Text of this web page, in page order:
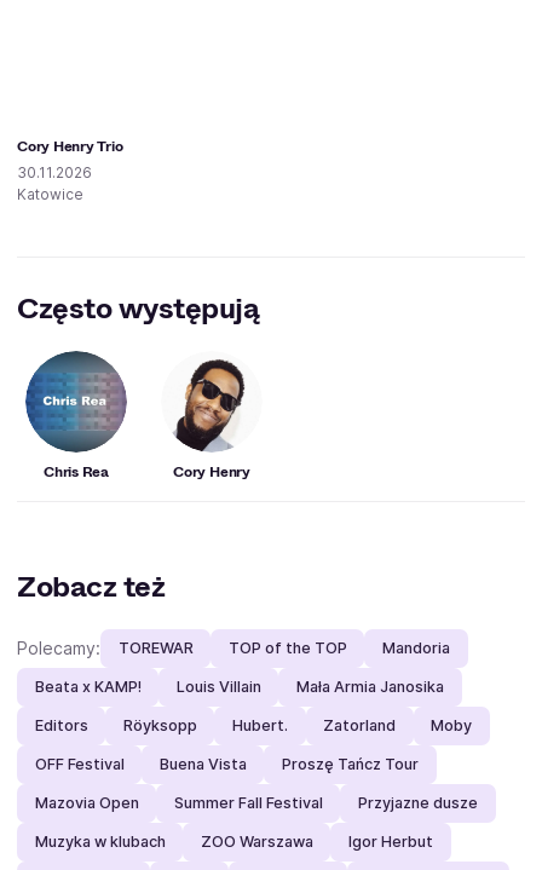
Cory Henry Trio
30.11.2026
Katowice
Często występują
Chris Rea Cory Henry
Zobacz też
Polecamy: TOREWAR TOP of the TOP Mandoria
Beata x KAMP! Louis Villain Mała Armia Janosika
Editors Röyksopp Hubert. Zatorland Moby
OFF Festival Buena Vista Proszę Tańcz Tour
Mazovia Open Summer Fall Festival Przyjazne dusze
Muzyka w klubach ZOO Warszawa Igor Herbut